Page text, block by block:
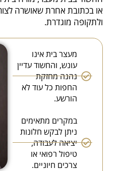
או בכתובת אחרת שאושרה
ולתקופה מוגדרת.
מעצר בית אינו
עונש, והחשוד עדיין
נהנה מחזקת
החפות כל עוד לא
הורשע.
במקרים מתאימים
ניתן לבקש חלונות
יציאה לעבודה,
טיפול רפואי או
צרכים חיוניים.